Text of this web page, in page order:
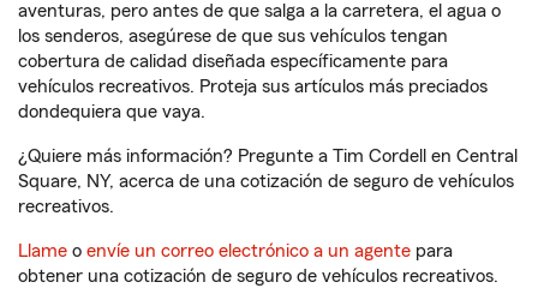
aventuras, pero antes de que salga a la carretera, el agua o
los senderos, asegúrese de que sus vehículos tengan
cobertura de calidad diseñada específicamente para
vehículos recreativos. Proteja sus artículos más preciados
dondequiera que vaya.
¿Quiere más información? Pregunte a Tim Cordell en Central
Square, NY, acerca de una cotización de seguro de vehículos
recreativos.
Llame o envíe un correo electrónico a un agente para
obtener una cotización de seguro de vehículos recreativos.